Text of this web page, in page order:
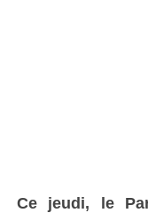
Ce jeudi, le